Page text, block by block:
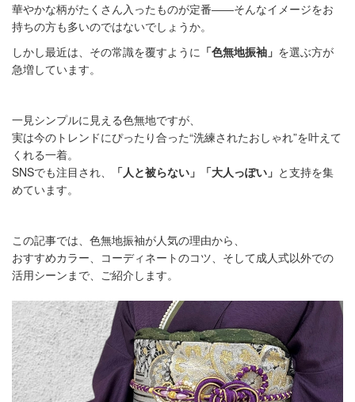
華やかな柄がたくさん入ったものが定番――そんなイメージをお
持ちの方も多いのではないでしょうか。
しかし最近は、その常識を覆すように 「色無地振袖」 を選ぶ方が
急増しています。
一見シンプルに見える色無地ですが、
実は今のトレンドにぴったり合った“洗練されたおしゃれ”を叶えて
くれる一着。
SNSでも注目され、 「人と被らない」「大人っぽい」 と支持を集
めています。
この記事では、色無地振袖が人気の理由から、
おすすめカラー、コーディネートのコツ、そして成人式以外での
活用シーンまで、ご紹介します。